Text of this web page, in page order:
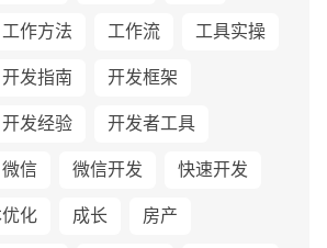
工作方法 工作流
工具实操
开发指南
开发框架
开发经验
开发者工具
微信 微信开发
快速开发
化 成长
房产